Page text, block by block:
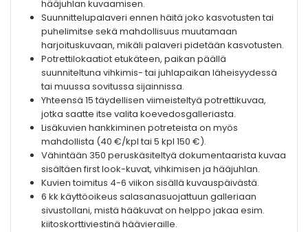
hääjuhlan kuvaamisen.
Suunnittelupalaveri ennen häitä joko kasvotusten tai
puhelimitse sekä mahdollisuus muutamaan
harjoituskuvaan, mikäli palaveri pidetään kasvotusten.
Potrettilokaatiot etukäteen, paikan päällä
suunniteltuna vihkimis- tai juhlapaikan läheisyydessä
tai muussa sovitussa sijainnissa.
Yhteensä 15 täydellisen viimeisteltyä potrettikuvaa,
jotka saatte itse valita koevedosgalleriasta.
Lisäkuvien hankkiminen potreteista on myös
mahdollista (40 €/kpl tai 5 kpl 150 €).
Vähintään 350 peruskäsiteltyä dokumentaarista kuvaa
sisältäen first look-kuvat, vihkimisen ja hääjuhlan.
Kuvien toimitus 4-6 viikon sisällä kuvauspäivästä.
6 kk käyttöoikeus salasanasuojattuun galleriaan
sivustollani, mistä hääkuvat on helppo jakaa esim.
kiitoskorttiviestinä häävieraille.